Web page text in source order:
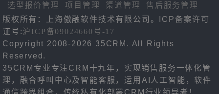
选型报价管理 项目管理 渠道管理
售后服务管理
版权所有：上海傲融软件技术有限公司。ICP备案许可
证号:沪ICP备09024660号-17
Copyright 2008-2026 35CRM. All Rights
Reserved.
35CRM专业专注CRM十九年，实现销售服务一体化管
理，融合呼叫中心及智能客服，运用AI人工智能，软件
通信跨界组合，传统私有化部署CRM行业领导者！